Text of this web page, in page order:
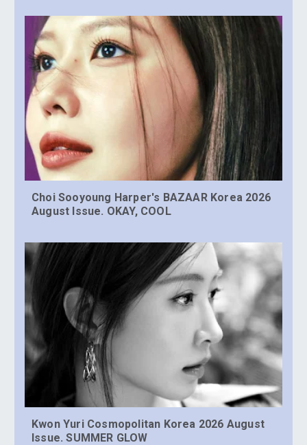
Choi Sooyoung Harper's BAZAAR Korea 2026
August Issue. OKAY, COOL
Kwon Yuri Cosmopolitan Korea 2026 August
Issue. SUMMER GLOW